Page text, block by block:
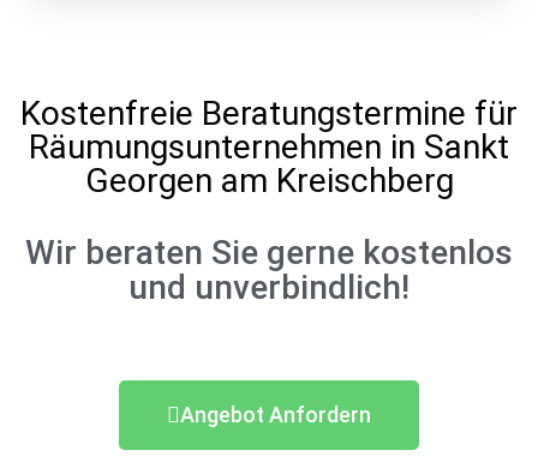
Kostenfreie Beratungstermine für
Räumungsunternehmen in Sankt
Georgen am Kreischberg
Wir beraten Sie gerne kostenlos
und unverbindlich!
Angebot Anfordern